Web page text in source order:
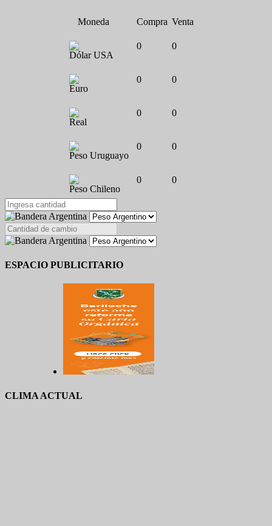
Moneda Compra Venta
Dólar USA
0 0
Euro
0 0
Real
0 0
Peso Uruguayo
0 0
Peso Chileno
0 0
ESPACIO PUBLICITARIO
CLIMA ACTUAL